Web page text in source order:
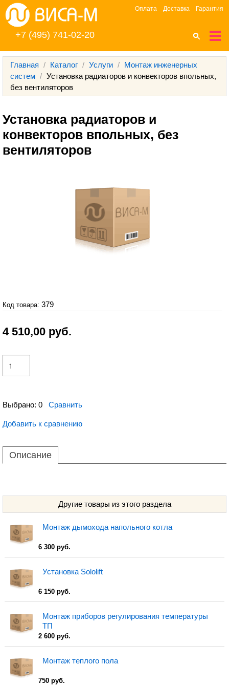
Оплата Доставка Гарантия
+7 (495) 741-02-20
Главная / Каталог / Услуги / Монтаж инженерных
систем / Установка радиаторов и конвекторов впольных,
без вентиляторов
Установка радиаторов и
конвекторов впольных, без
вентиляторов
Код товара: 379
4 510,00 руб.
Выбрано: 0 Сравнить
Добавить к сравнению
Описание
Другие товары из этого раздела
Монтаж дымохода напольного котла
6 300 руб.
Установка Sololift
6 150 руб.
Монтаж приборов регулирования температуры
ТП
2 600 руб.
Монтаж теплого пола
750 руб.